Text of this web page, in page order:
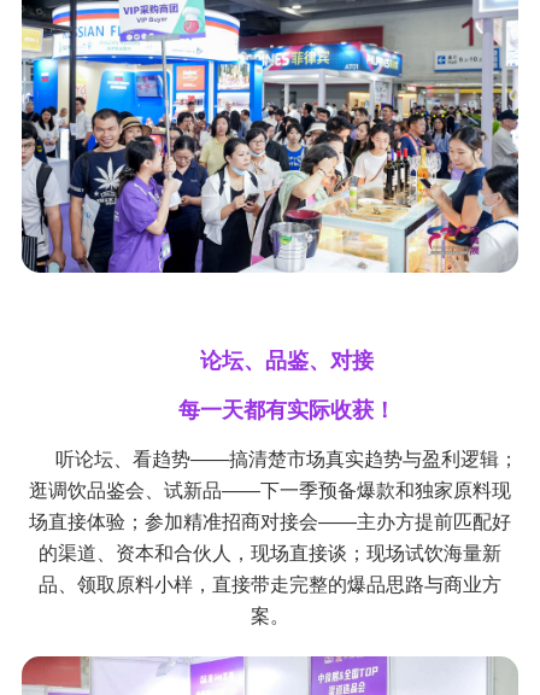
论坛、品鉴、对接
每一天都有实际收获！
听论坛、看趋势——搞清楚市场真实趋势与盈利逻辑；
逛调饮品鉴会、试新品——下一季预备爆款和独家原料现
场直接体验；参加精准招商对接会——主办方提前匹配好
的渠道、资本和合伙人，现场直接谈；现场试饮海量新
品、领取原料小样，直接带走完整的爆品思路与商业方
案。